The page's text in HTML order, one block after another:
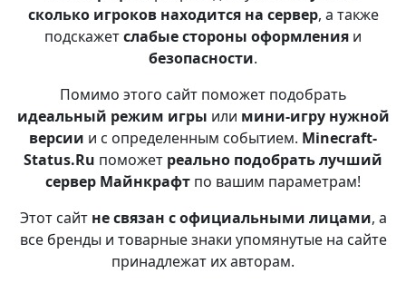
сколько игроков находится на сервер, а также
подскажетслабые стороны оформления и
безопасности.
Помимо этого сайт поможет подобрать
идеальный режим игры или мини-игру нужной
версии и с определенным событием. Minecraft-
Status.Ru поможет реально подобрать лучший
сервер Майнкрафт по вашим параметрам!
Этот сайт не связан с официальными лицами, а
все бренды и товарные знаки упомянутые на сайте
принадлежат их авторам.